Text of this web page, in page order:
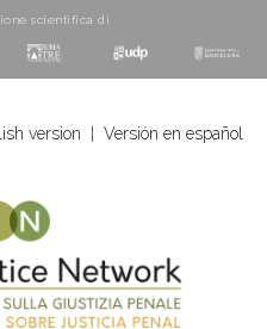
scientifica di
version Versión en español